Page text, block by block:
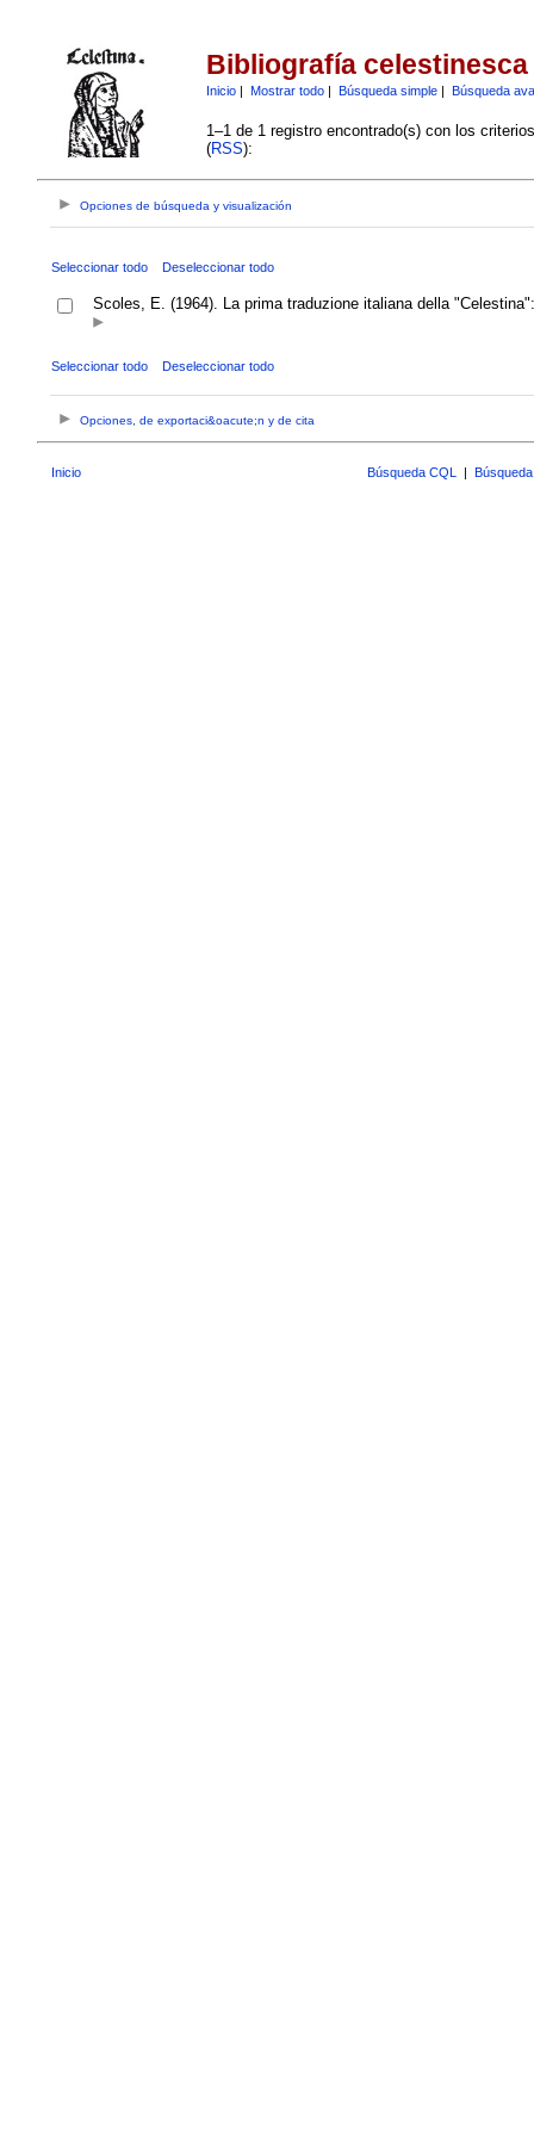
Bibliografía celestinesca
Inicio| Mostrar todo| Búsqueda simple| Búsqueda
1–1 de 1 registro encontrado(s) con los
(RSS):
Opciones de búsqueda y visualización
Seleccionar todo Deseleccionar todo
Scoles, E. (1964). La prima traduzione italiana della
Seleccionar todo Deseleccionar todo
Opciones, de exportaci&oacute;n y de cita
Inicio Búsqueda CQL |